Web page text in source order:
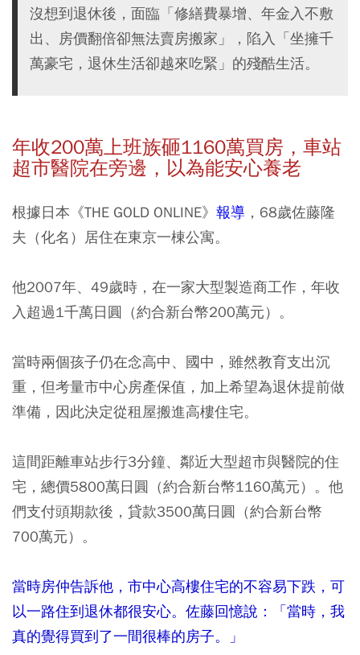
沒想到退休後，面臨「修繕費暴增、年金入不敷
出、房價翻倍卻無法賣房搬家」，陷入「坐擁千
萬豪宅，退休生活卻越來吃緊」的殘酷生活。
年收200萬上班族砸1160萬買房，車站
超市醫院在旁邊，以為能安心養老
根據日本《THE GOLD ONLINE》 報導 ，68歲佐藤隆
夫（化名）居住在東京一棟公寓。
他2007年、49歲時，在一家大型製造商工作，年收
入超過1千萬日圓（約合新台幣200萬元）。
當時兩個孩子仍在念高中、國中，雖然教育支出沉
重，但考量市中心房產保值，加上希望為退休提前做
準備，因此決定從租屋搬進高樓住宅。
這間距離車站步行3分鐘、鄰近大型超市與醫院的住
宅，總價5800萬日圓（約合新台幣1160萬元）。 他
們支付頭期款後，貸款3500萬日圓（約合新台幣
700萬元）。
當時房仲告訴他，市中心高樓住宅的不容易下跌，可
以一路住到退休都很安心。佐藤回憶說：「當時，我
真的覺得買到了一間很棒的房子。」